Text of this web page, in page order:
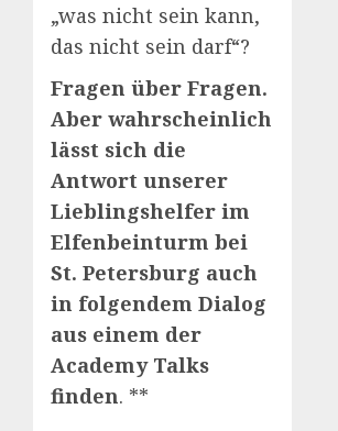
„was nicht sein kann,
das nicht sein darf“?
Fragen über Fragen.
Aber wahrscheinlich
lässt sich die
Antwort unserer
Lieblingshelfer im
Elfenbeinturm bei
St. Petersburg auch
in folgendem Dialog
aus einem der
Academy Talks
finden. **